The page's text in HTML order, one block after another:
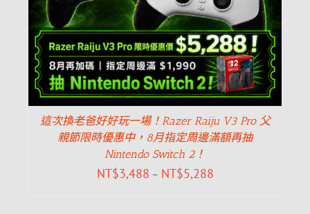
這次換老爸好好玩一場！Razer Raiju V3 Pro 父
親節限時優惠中，8月指定周邊滿額再抽
Nintendo Switch 2！
NT$3,488 – NT$5,288